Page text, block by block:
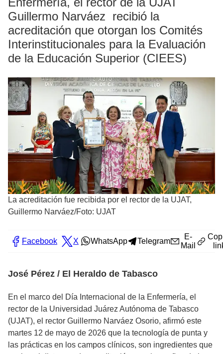
Guillermo Narváez recibió la
acreditación que otorgan los Comités
Interinstitucionales para la Evaluación
de la Educación Superior (CIEES)
La acreditación fue recibida por el rector de la UJAT,
Guillermo Narváez/Foto: UJAT
Facebook X WhatsApp Telegram
E-
Mail
José Pérez / El Heraldo de Tabasco
En el marco del Día Internacional de la Enfermería, el
rector de la Universidad Juárez Autónoma de Tabasco
(UJAT), el rector Guillermo Narváez Osorio, afirmó este
martes 12 de mayo de 2026 que la tecnología de punta y
las prácticas en los campos clínicos, son ingredientes que